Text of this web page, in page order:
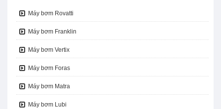
Máy bơm Rovatti
Máy bơm Franklin
Máy bơm Vertix
Máy bơm Foras
Máy bơm Matra
Máy bơm Lubi